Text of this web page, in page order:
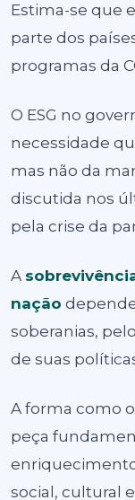
Estima-se que
parte dos
programas da
O ESG no
necessidade
mas não da
discutida nos
pela crise da
A
nação
soberanias,
de suas
A forma como
peça
social, cultural